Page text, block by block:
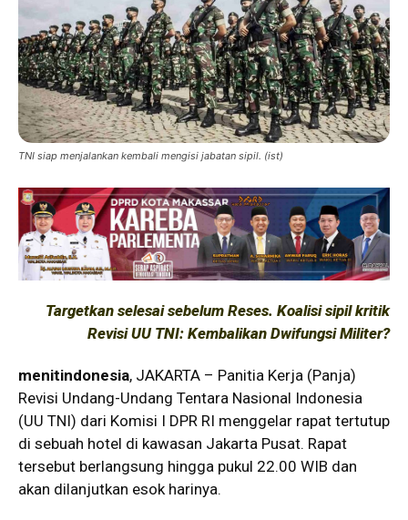
TNI siap menjalankan kembali mengisi jabatan sipil. (ist)
Targetkan selesai sebelum Reses. Koalisi sipil kritik
Revisi UU TNI: Kembalikan Dwifungsi Militer?
menitindonesia, JAKARTA – Panitia Kerja (Panja)
Revisi Undang-Undang Tentara Nasional Indonesia
(UU TNI) dari Komisi I DPR RI menggelar rapat tertutup
di sebuah hotel di kawasan Jakarta Pusat. Rapat
tersebut berlangsung hingga pukul 22.00 WIB dan
akan dilanjutkan esok harinya.